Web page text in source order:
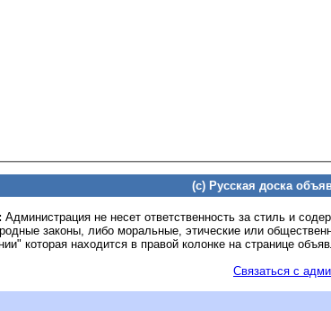
(c) Русская доска
Администрация не несет ответственность за стиль и
законы, либо моральные, этические или
которая находится в правой колонке на странице
Связаться с